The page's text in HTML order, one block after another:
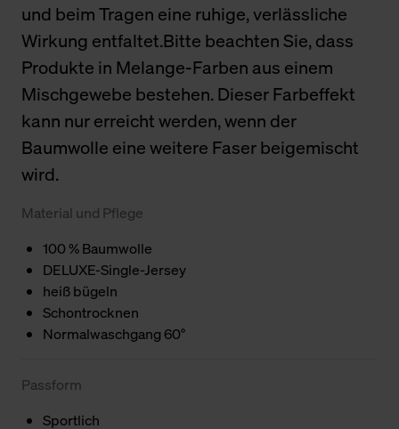
und beim Tragen eine ruhige, verlässliche
Wirkung entfaltet.Bitte beachten Sie, dass
Produkte in Melange-Farben aus einem
Mischgewebe bestehen. Dieser Farbeffekt
kann nur erreicht werden, wenn der
Baumwolle eine weitere Faser beigemischt
wird.
Material und Pflege
100 % Baumwolle
DELUXE-Single-Jersey
heiß bügeln
Schontrocknen
Normalwaschgang 60°
Passform
Sportlich